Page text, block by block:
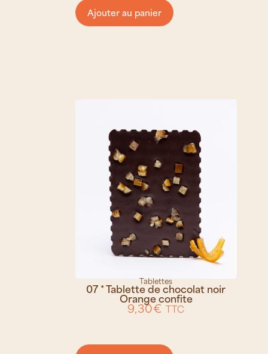
Ajouter au panier
Tablettes
07 * Tablette de chocolat noir
Orange confite
9,30€ TTC